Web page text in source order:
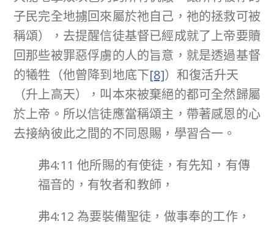
子民完全地擄回來屬於祂自己，祂的拯救可被
稱頌），去提醒信徒基督已經成就了上帝要贖
回那些被罪惡俘虜的人的旨意，就是透過基督
的犧牲（他曾降到地底下[8]）和復活升天
（升上高天），叫本來被棄絕的都可全然歸屬
於上帝。所以信徒應當稱頌主，帶著感恩的心
去接納彼此之間的不同恩賜，學習合一。
弗4:11 他所賜的有使徒，有先知，有傳
福音的，有牧者和教師，
弗4:12 為要裝備聖徒，做事奉的工作，